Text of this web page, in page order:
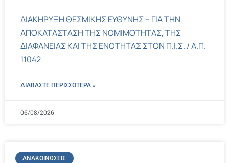
ΔΙΑΚΗΡΥΞΗ ΘΕΣΜΙΚΗΣ ΕΥΘΥΝΗΣ – ΓΙΑ ΤΗΝ
ΑΠΟΚΑΤΑΣΤΑΣΗ ΤΗΣ ΝΟΜΙΜΟΤΗΤΑΣ, ΤΗΣ
ΔΙΑΦΑΝΕΙΑΣ ΚΑΙ ΤΗΣ ΕΝΟΤΗΤΑΣ ΣΤΟΝ Π.Ι.Σ. / Α.Π.
11042
ΔΙΑΒΑΣΤΕ ΠΕΡΙΣΣΌΤΕΡΑ »
06/08/2026
ΑΝΑΚΟΙΝΏΣΕΙΣ